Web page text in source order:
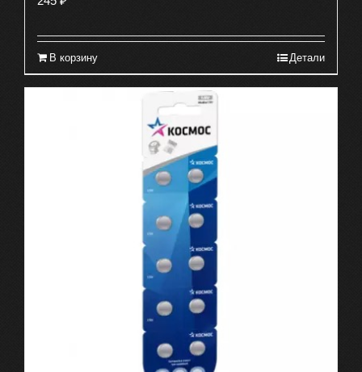
В корзину Детали